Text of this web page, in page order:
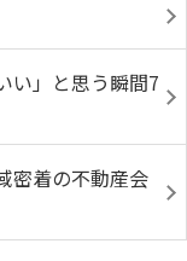
い」と思う瞬間7
密着の不動産会